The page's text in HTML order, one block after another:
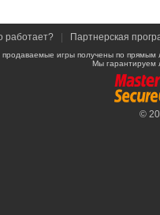
работает? Партнерская
продаваемые игры получены по
Мы гарантируем
©